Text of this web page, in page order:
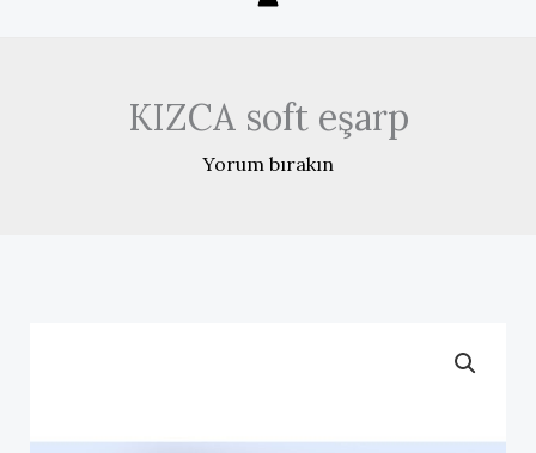
KIZCA soft eşarp
Yorum bırakın